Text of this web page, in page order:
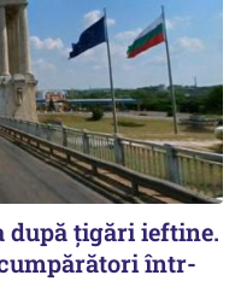
țigări ieftine.
într-